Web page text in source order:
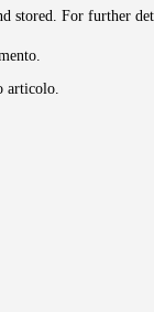
stored. For further
articolo.